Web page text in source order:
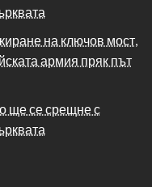
на ключов мост,
армия пряк път
ще се срещне с